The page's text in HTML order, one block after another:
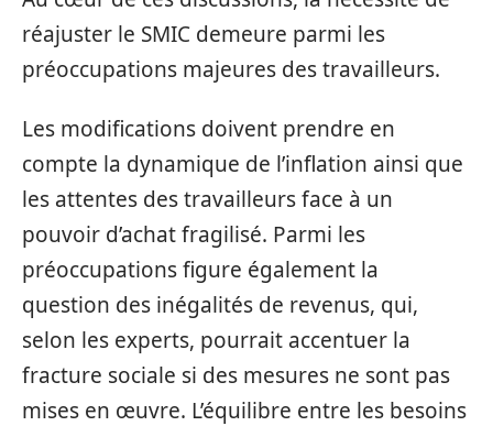
réajuster le SMIC demeure parmi les
préoccupations majeures des travailleurs.
Les modifications doivent prendre en
compte la dynamique de l’inflation ainsi que
les attentes des travailleurs face à un
pouvoir d’achat fragilisé. Parmi les
préoccupations figure également la
question des inégalités de revenus, qui,
selon les experts, pourrait accentuer la
fracture sociale si des mesures ne sont pas
mises en œuvre. L’équilibre entre les besoins